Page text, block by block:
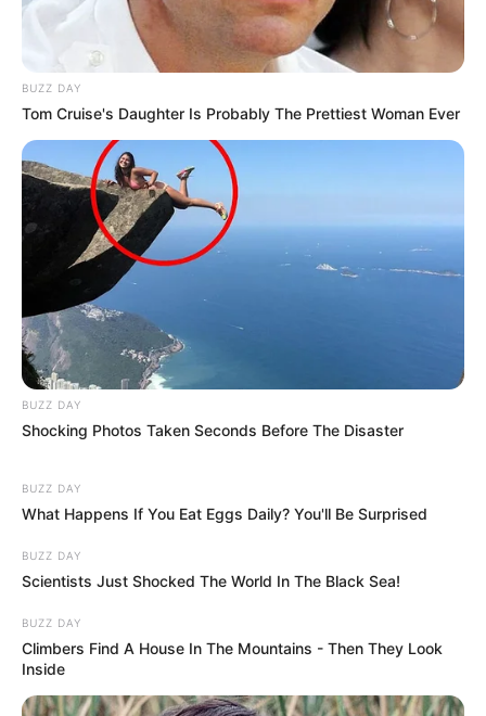
BUZZ DAY
Tom Cruise's Daughter Is Probably The Prettiest Woman Ever
BUZZ DAY
Shocking Photos Taken Seconds Before The Disaster
BUZZ DAY
What Happens If You Eat Eggs Daily? You'll Be Surprised
BUZZ DAY
Scientists Just Shocked The World In The Black Sea!
BUZZ DAY
Climbers Find A House In The Mountains - Then They Look
Inside